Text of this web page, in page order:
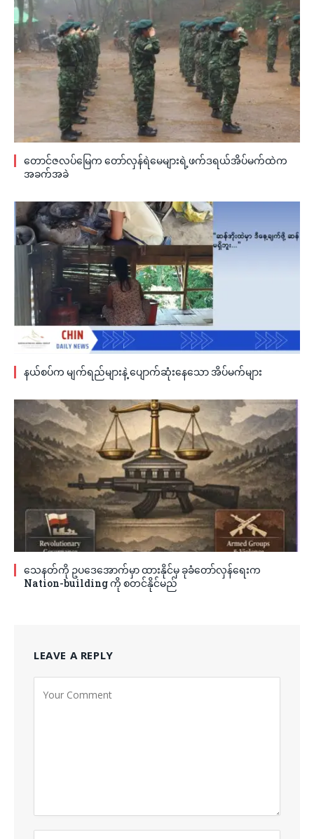
တောင်ဇလပ်မြေက တော်လှန်ရဲမေများရဲ့ဖက်ဒရယ်အိပ်မက်ထဲက
အခက်အခဲ
နယ်စပ်က မျက်ရည်များနဲ့ ပျောက်ဆုံးနေသော အိပ်မက်များ
သေနတ်ကို ဥပဒေအောက်မှာ ထားနိုင်မှ ခုခံတော်လှန်ရေးက
Nation-building ကို စတင်နိုင်မည်
LEAVE A REPLY